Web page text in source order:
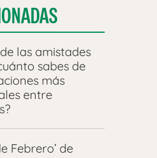
las amistades
sabes de
más
entre
Febrero’ de